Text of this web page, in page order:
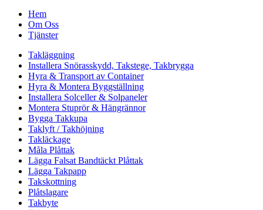
Hem
Om Oss
Tjänster
Takläggning
Installera Snörasskydd, Takstege, Takbrygga
Hyra & Transport av Container
Hyra & Montera Byggställning
Installera Solceller & Solpaneler
Montera Stuprör & Hängrännor
Bygga Takkupa
Taklyft / Takhöjning
Takläckage
Måla Plåttak
Lägga Falsat Bandtäckt Plåttak
Lägga Takpapp
Takskottning
Plåtslagare
Takbyte